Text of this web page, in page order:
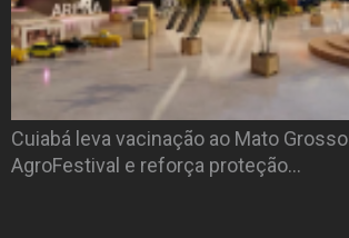
Cuiabá leva vacinação ao Mato Grosso
AgroFestival e reforça proteção…